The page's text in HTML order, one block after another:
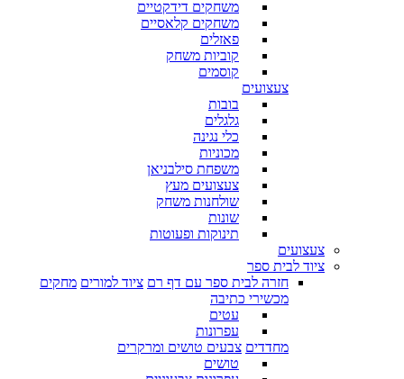
משחקים דידקטיים
משחקים קלאסיים
פאזלים
קוביות משחק
קוסמים
צעצועים
בובות
גלגלים
כלי נגינה
מכוניות
משפחת סילבניאן
צעצועים מעץ
שולחנות משחק
שונות
תינוקות ופעוטות
צעצועים
ציוד לבית ספר
חזרה לבית ספר עם דף רם ציוד למורים מחקים
מכשירי כתיבה
עטים
עפרונות
מחדדים צבעים טושים ומרקרים
טושים